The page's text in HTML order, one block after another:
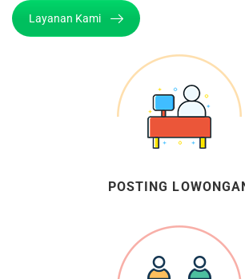
Layanan Kami
POSTING